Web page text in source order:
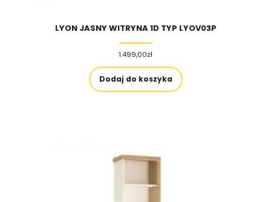
LYON JASNY WITRYNA 1D TYP LYOV03P
1.499,00zł
Dodaj do koszyka